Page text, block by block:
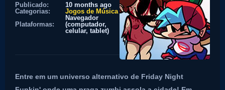
Publicado:
10 months ago
Categorias:
Jogos de Música
Plataformas:
Navegador
(computador,
celular, tablet)
Entre em um universo alternativo de Friday Night